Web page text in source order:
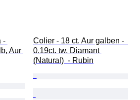
-
Aur
Colier - 18 ct. Aur galben -
0.19ct. tw. Diamant
(Natural)  - Rubin